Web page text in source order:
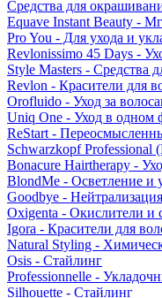
Средства для
Equave Instant Beauty -
Pro You - Для ухода и
Revlonissimo 45 Days -
Style Masters - Средства
Revlon - Красители для
Orofluido - Уход за
Uniq One - Уход в одном
ReStart -
Schwarzkopf Professional
Bonacure Hairtherapy -
BlondMe - Осветление и
Goodbye -
Oxigenta - Окислители и
Igora - Красители для
Natural Styling -
Osis - Стайлинг
Professionnelle -
Silhouette - Стайлинг